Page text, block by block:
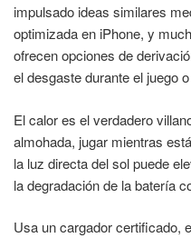
impulsado ideas similares
optimizada en iPhone, y
ofrecen opciones de
el desgaste durante el juego
El calor es el verdadero
almohada, jugar mientras
la luz directa del sol puede
la degradación de la batería
Usa un cargador certificado,